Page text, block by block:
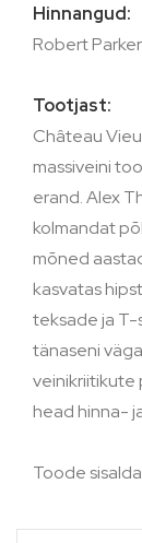
Hinnangud:
Robert
Tootjast:
Château
massiveini
erand. Alex
kolmandat
mõned
kasvatas
teksade ja T-
tänaseni
veinikriitikute
head hinna-
Toode